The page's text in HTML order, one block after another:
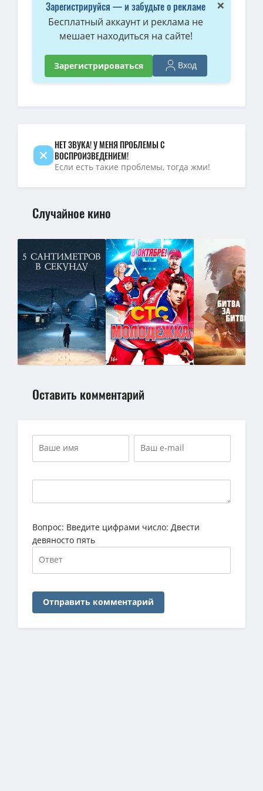
×
Зарегистрируйся — и забудьте о рекламе
Бесплатный аккаунт и реклама не
мешает находиться на сайте!
Зарегистрироваться Вход
НЕТ ЗВУКА! У МЕНЯ ПРОБЛЕМЫ С
ВОСПРОИЗВЕДЕНИЕМ!
Если есть такие проблемы, тогда жми!
Случайное кино
Оставить комментарий
Вопрос: Введите цифрами число: Двести
девяносто пять
Отправить комментарий